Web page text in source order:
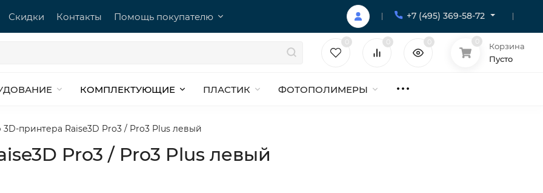
Скидки Контакты Помощь покупателю +7 (495) 369-58-72
Корзина
Пусто
КОМПЛЕКТУЮЩИЕ ПЛАСТИК ФОТОПОЛИМЕРЫ
3D-принтера Raise3D Pro3 / Pro3 Plus левый
Pro3 / Pro3 Plus левый